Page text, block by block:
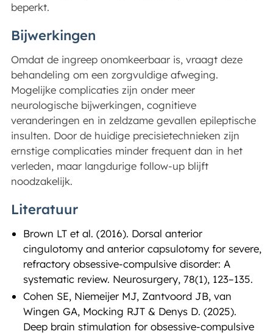
beperkt.
Bijwerkingen
Omdat de ingreep onomkeerbaar is, vraagt deze
behandeling om een zorgvuldige afweging.
Mogelijke complicaties zijn onder meer
neurologische bijwerkingen, cognitieve
veranderingen en in zeldzame gevallen epileptische
insulten. Door de huidige precisietechnieken zijn
ernstige complicaties minder frequent dan in het
verleden, maar langdurige follow-up blijft
noodzakelijk.
Literatuur
Brown LT et al. (2016). Dorsal anterior
cingulotomy and anterior capsulotomy for severe,
refractory obsessive-compulsive disorder: A
systematic review. Neurosurgery, 78(1), 123–135.
Cohen SE, Niemeijer MJ, Zantvoord JB, van
Wingen GA, Mocking RJT & Denys D. (2025).
Deep brain stimulation for obsessive-compulsive